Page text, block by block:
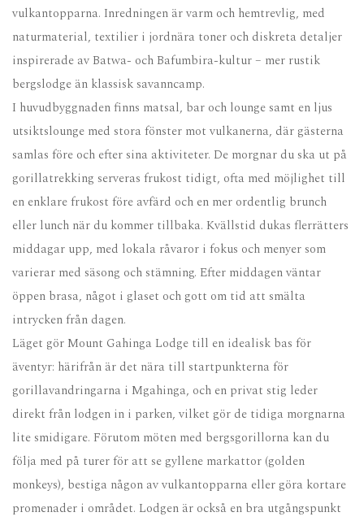
vulkantopparna. Inredningen är varm och hemtrevlig, med
naturmaterial, textilier i jordnära toner och diskreta detaljer
inspirerade av Batwa- och Bafumbira-kultur – mer rustik
bergslodge än klassisk savanncamp.
I huvudbyggnaden finns matsal, bar och lounge samt en ljus
utsiktslounge med stora fönster mot vulkanerna, där gästerna
samlas före och efter sina aktiviteter. De morgnar du ska ut på
gorillatrekking serveras frukost tidigt, ofta med möjlighet till
en enklare frukost före avfärd och en mer ordentlig brunch
eller lunch när du kommer tillbaka. Kvällstid dukas flerrätters
middagar upp, med lokala råvaror i fokus och menyer som
varierar med säsong och stämning. Efter middagen väntar
öppen brasa, något i glaset och gott om tid att smälta
intrycken från dagen.
Läget gör Mount Gahinga Lodge till en idealisk bas för
äventyr: härifrån är det nära till startpunkterna för
gorillavandringarna i Mgahinga, och en privat stig leder
direkt från lodgen in i parken, vilket gör de tidiga morgnarna
lite smidigare. Förutom möten med bergsgorillorna kan du
följa med på turer för att se gyllene markattor (golden
monkeys), bestiga någon av vulkantopparna eller göra kortare
promenader i området. Lodgen är också en bra utgångspunkt